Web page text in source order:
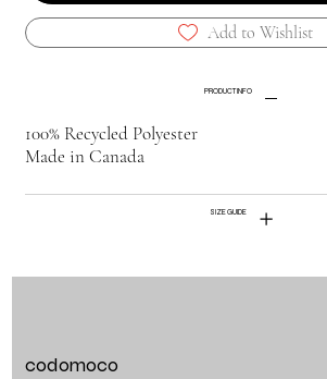
Add to Wishlist
PRODUCT INFO
100% Recycled Polyester
Made in Canada
SIZE GUIDE
codomoco